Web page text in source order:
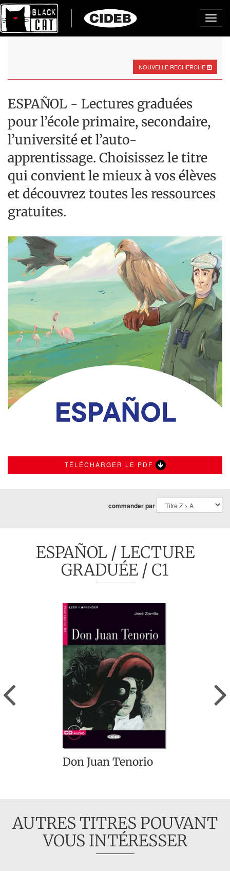
NOUVELLE RECHERCHE
ESPAÑOL - Lectures graduées
pour l’école primaire, secondaire,
l’université et l’auto-
apprentissage. Choisissez le titre
qui convient le mieux à vos élèves
et découvrez toutes les ressources
gratuites.
TÉLÉCHARGER LE PDF
commander par
ESPAÑOL/ LECTURE
GRADUÉE / C1
Don Juan Tenorio
Previous
AUTRES TITRES POUVANT
VOUS INTÉRESSER